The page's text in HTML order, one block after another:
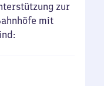
zur
mit